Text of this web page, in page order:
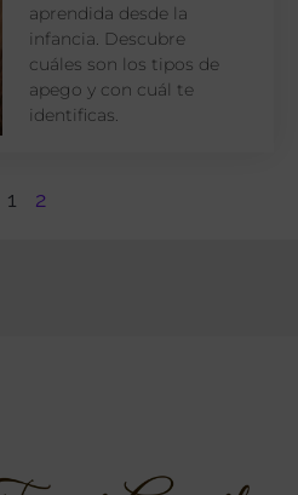
aprendida desde la
infancia. Descubre
cuáles son los tipos de
apego y con cuál te
identificas.
1 2